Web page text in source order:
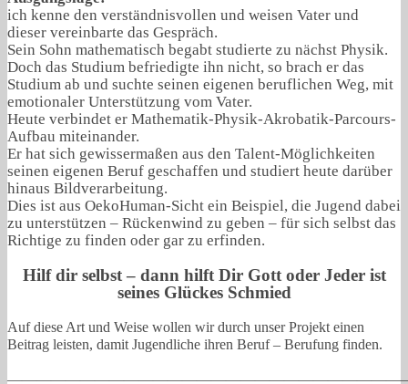
ich kenne den verständnisvollen und weisen Vater und
dieser vereinbarte das Gespräch.
Sein Sohn mathematisch begabt studierte zu nächst Physik.
Doch das Studium befriedigte ihn nicht, so brach er das
Studium ab und suchte seinen eigenen beruflichen Weg, mit
emotionaler Unterstützung vom Vater.
Heute verbindet er Mathematik-Physik-Akrobatik-Parcours-
Aufbau miteinander.
Er hat sich gewissermaßen aus den Talent-Möglichkeiten
seinen eigenen Beruf geschaffen und studiert heute darüber
hinaus Bildverarbeitung.
Dies ist aus OekoHuman-Sicht ein Beispiel, die Jugend dabei
zu unterstützen – Rückenwind zu geben – für sich selbst das
Richtige zu finden oder gar zu erfinden.
Hilf dir selbst – dann hilft Dir Gott oder Jeder ist
seines Glückes Schmied
Auf diese Art und Weise wollen wir durch unser Projekt einen
Beitrag leisten, damit Jugendliche ihren Beruf – Berufung finden.